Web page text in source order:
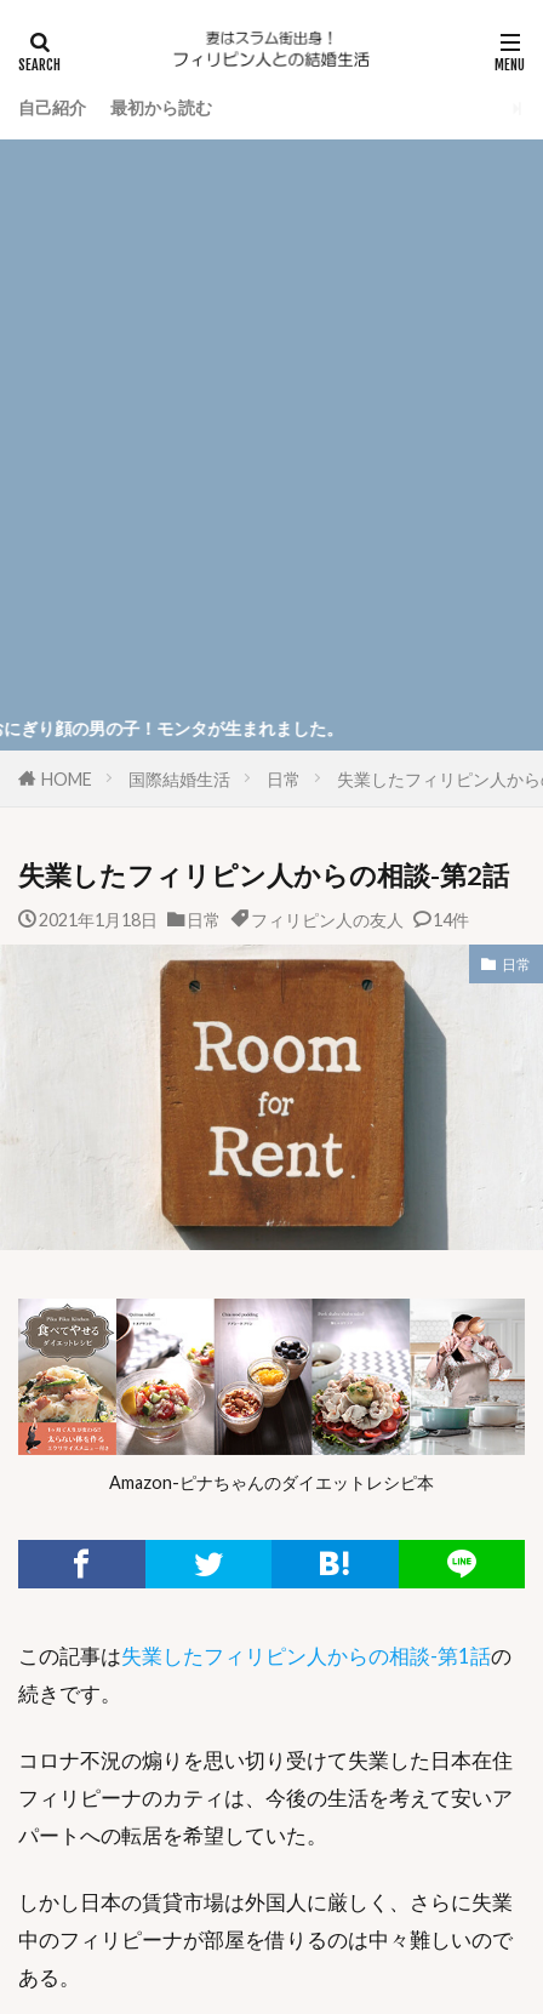
自己紹介 最初から読む
子！モンタが生まれました。
HOME 国際結婚生活 日常 失業したフィリピン人か
失業したフィリピン人からの相談-第2話
2021年1月18日 日常 フィリピン人の友人 14件
日常
Amazon-ピナちゃんのダイエットレシピ本
この記事は失業したフィリピン人からの相談-第1話の
続きです。
コロナ不況の煽りを思い切り受けて失業した日本在住
フィリピーナのカティは、今後の生活を考えて安いア
パートへの転居を希望していた。
しかし日本の賃貸市場は外国人に厳しく、さらに失業
中のフィリピーナが部屋を借りるのは中々難しいので
ある。